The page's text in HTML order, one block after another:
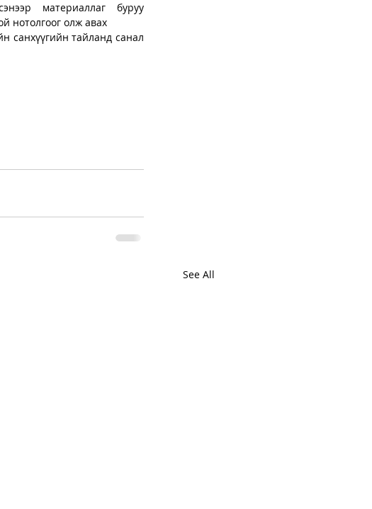
материаллаг буруу
нотолгоог олж авах
санхүүгийн тайланд санал
See All